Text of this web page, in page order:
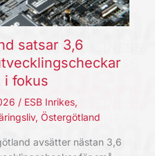
satsar 3,6
i fokus
/ ESB Inrikes,
, Östergötland
avsätter nästan 3,6